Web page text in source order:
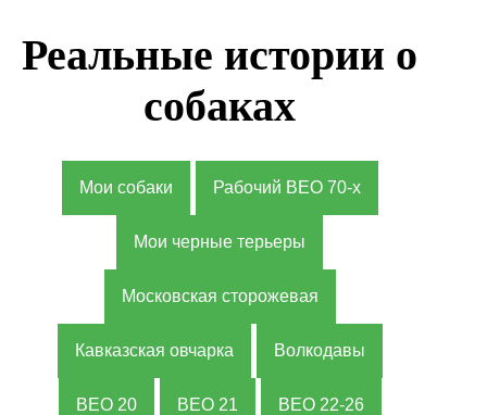
Реальные истории о
собаках
Мои собаки Рабочий ВЕО 70-х
Мои черные терьеры
Московская сторожевая
Кавказская овчарка Волкодавы
ВЕО 20 ВЕО 21 ВЕО 22-26